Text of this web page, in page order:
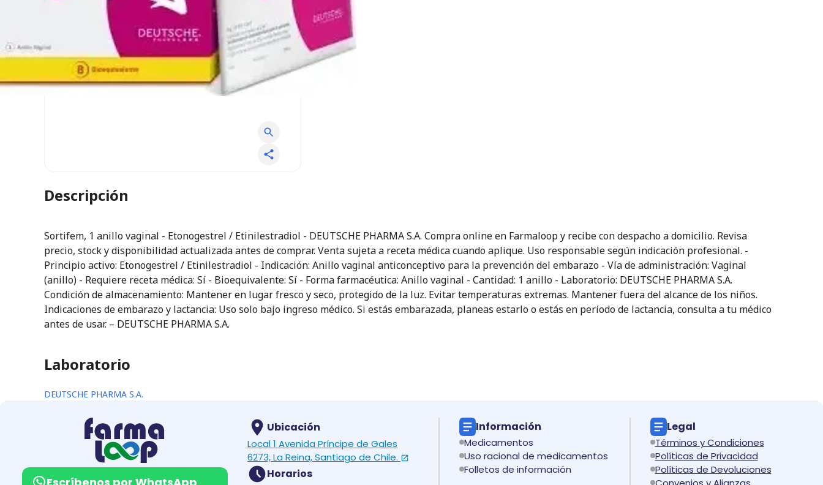
Descripción
Sortifem, 1 anillo vaginal - Etonogestrel / Etinilestradiol - DEUTSCHE PHARMA S.A. Compra online en Farmaloop y recibe con despacho a domicilio. Revisa
precio, stock y disponibilidad actualizada antes de comprar. Venta sujeta a receta médica cuando aplique. Uso responsable según indicación profesional. -
Principio activo: Etonogestrel / Etinilestradiol - Indicación: Anillo vaginal anticonceptivo para la prevención del embarazo - Vía de administración: Vaginal
(anillo) - Requiere receta médica: Sí - Bioequivalente: Sí - Forma farmacéutica: Anillo vaginal - Cantidad: 1 anillo - Laboratorio: DEUTSCHE PHARMA S.A.
Condición de almacenamiento: Mantener en lugar fresco y seco, protegido de la luz. Evitar temperaturas extremas. Mantener fuera del alcance de los niños.
Indicaciones de embarazo y lactancia: Uso solo bajo ingreso médico. Si estás embarazada, planeas estarlo o estás en período de lactancia, consulta a tu médico
antes de usar. – DEUTSCHE PHARMA S.A.
Laboratorio
DEUTSCHE PHARMA S.A.
Ubicación
Local 1 Avenida Príncipe de Gales
6273, La Reina, Santiago de Chile.
Horarios
Información
Medicamentos
Uso racional de medicamentos
Folletos de información
Legal
Términos y Condiciones
Políticas de Privacidad
Políticas de Devoluciones